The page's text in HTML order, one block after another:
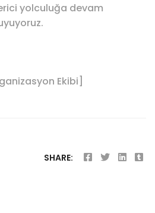
yolculuğa devam
Ekibi]
SHARE: